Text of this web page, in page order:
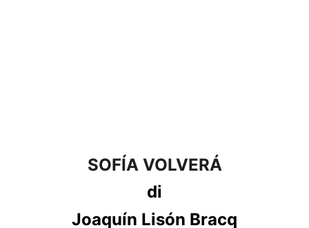
SOFÍA VOLVERÁ
di
Joaquín Lisón Bracq